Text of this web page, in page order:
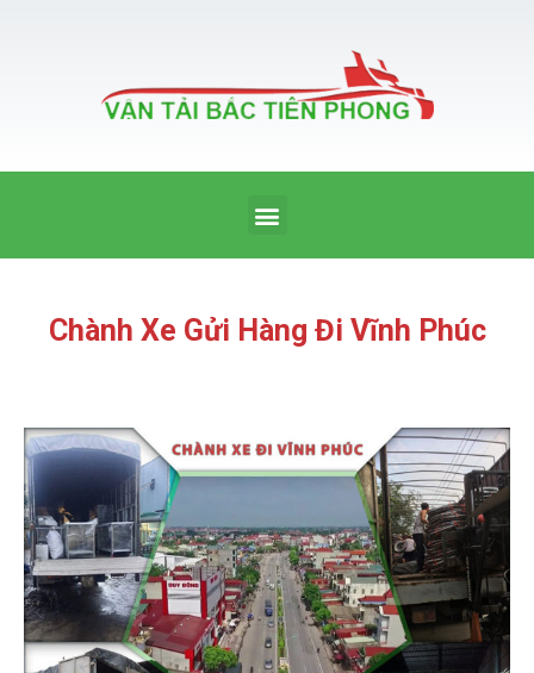
Menu
Chành Xe Gửi Hàng Đi Vĩnh Phúc